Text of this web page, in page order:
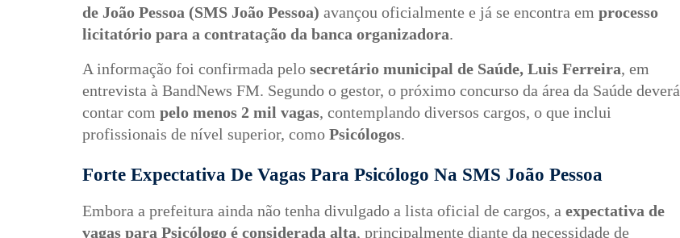
de João Pessoa (SMS João Pessoa) avançou oficialmente e já se encontra em processo
licitatório para a contratação da banca organizadora.
A informação foi confirmada pelo secretário municipal de Saúde, Luis Ferreira, em
entrevista à BandNews FM. Segundo o gestor, o próximo concurso da área da Saúde deverá
contar com pelo menos 2 mil vagas, contemplando diversos cargos, o que inclui
profissionais de nível superior, como Psicólogos.
Forte Expectativa De Vagas Para Psicólogo Na SMS João Pessoa
Embora a prefeitura ainda não tenha divulgado a lista oficial de cargos, a expectativa de
vagas para Psicólogo é considerada alta, principalmente diante da necessidade de